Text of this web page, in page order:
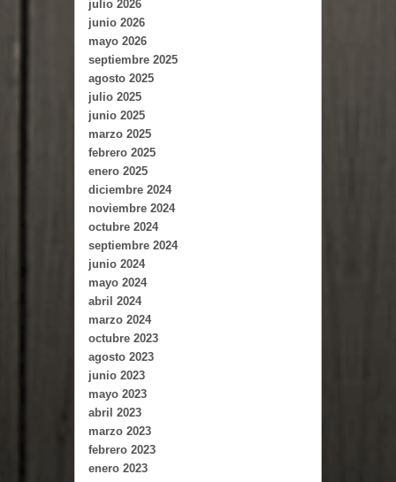
julio 2026
junio 2026
mayo 2026
septiembre 2025
agosto 2025
julio 2025
junio 2025
marzo 2025
febrero 2025
enero 2025
diciembre 2024
noviembre 2024
octubre 2024
septiembre 2024
junio 2024
mayo 2024
abril 2024
marzo 2024
octubre 2023
agosto 2023
junio 2023
mayo 2023
abril 2023
marzo 2023
febrero 2023
enero 2023